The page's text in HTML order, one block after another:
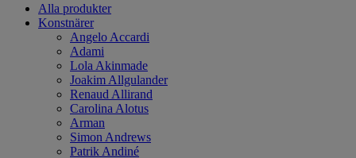
Alla produkter
Konstnärer
Angelo Accardi
Adami
Lola Akinmade
Joakim Allgulander
Renaud Allirand
Carolina Alotus
Arman
Simon Andrews
Patrik Andiné